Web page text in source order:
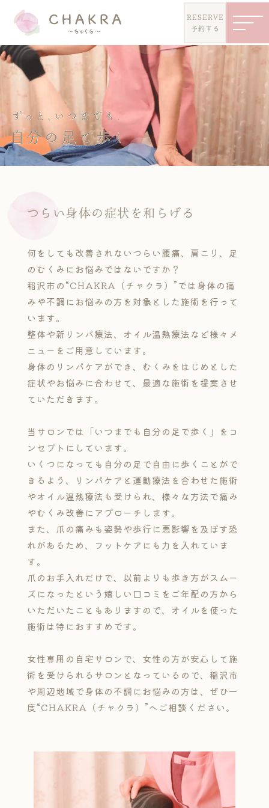
RESERVE
予約する
つらい身体の症状を和らげる
何をしても改善されないつらい腰痛、肩こり、足
のむくみにお悩みではないですか？
稲沢市の“CHAKRA（チャクラ）”では身体の痛
みや不調にお悩みの方を対象とした施術を行って
います。
整体や新リンパ療法、オイル温熱療法など様々メ
ニューをご用意しています。
身体のリンパケアができ、むくみをはじめとした
症状やお悩みに合わせて、最適な施術を提案させ
ていただきます。
当サロンでは「いつまでも自分の足で歩く」をコ
ンセプトにしています。
いくつになっても自分の足で自由に歩くことがで
きるよう、リンパケアと運動療法を合わせた施術
やオイル温熱療法も受けられ、様々な方法で痛み
やむくみ改善にアプローチします。
また、爪の痛みも姿勢や歩行に悪影響を及ぼす恐
れがあるため、フットケアにも力を入れていま
す。
爪のお手入れだけで、以前よりも歩き方がスムー
ズになったという嬉しい口コミをご年配の方から
いただいたこともありますので、オイルを使った
施術は特におすすめです。
女性専用の自宅サロンで、女性の方が安心して施
術を受けられるサロンとなっているので、稲沢市
や周辺地域で身体の不調にお悩みの方は、ぜひ一
度“CHAKRA（チャクラ）”へご相談ください。